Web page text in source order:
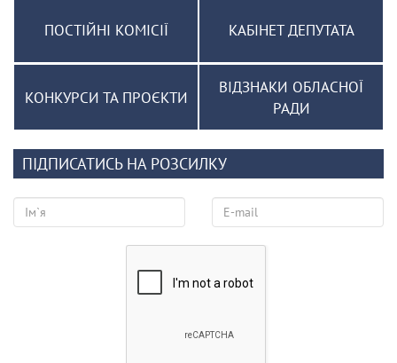
ПОСТІЙНІ КОМІСІЇ КАБІНЕТ ДЕПУТАТА
КОНКУРСИ ТА ПРОЄКТИ
ВІДЗНАКИ ОБЛАСНОЇ
РАДИ
ПІДПИСАТИСЬ НА РОЗСИЛКУ